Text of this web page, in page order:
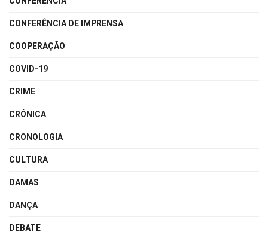
CONFERÊNCIA DE IMPRENSA
COOPERAÇÃO
COVID-19
CRIME
CRÓNICA
CRONOLOGIA
CULTURA
DAMAS
DANÇA
DEBATE